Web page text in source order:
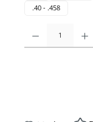
.40 - .458
Produkt Anzahl: